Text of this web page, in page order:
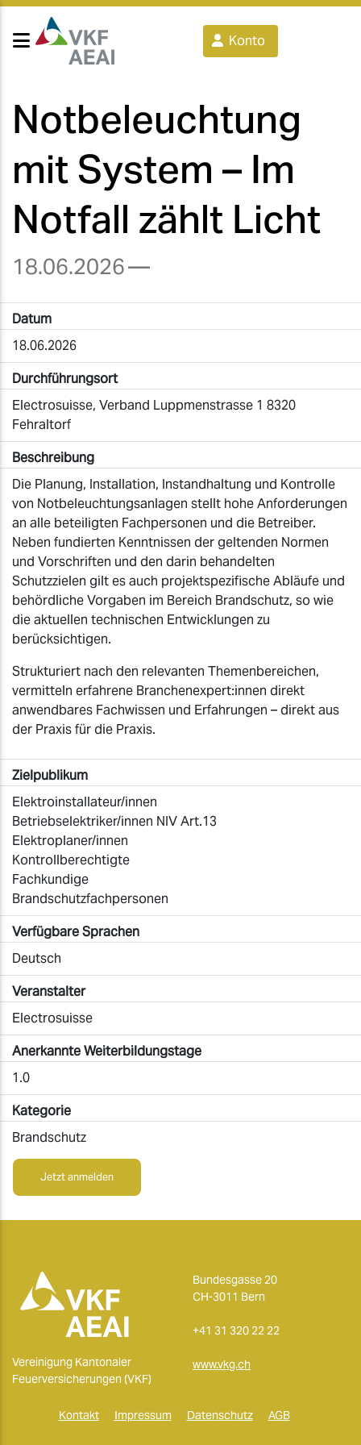
Konto
Notbeleuchtung
mit System – Im
Notfall zählt Licht
18.06.2026—
Datum
18.06.2026
Durchführungsort
Electrosuisse, Verband Luppmenstrasse 1 8320
Fehraltorf
Beschreibung
Die Planung, Installation, Instandhaltung und Kontrolle
von Notbeleuchtungsanlagen stellt hohe Anforderungen
an alle beteiligten Fachpersonen und die Betreiber.
Neben fundierten Kenntnissen der geltenden Normen
und Vorschriften und den darin behandelten
Schutzzielen gilt es auch projektspezifische Abläufe und
behördliche Vorgaben im Bereich Brandschutz, so wie
die aktuellen technischen Entwicklungen zu
berücksichtigen.
Strukturiert nach den relevanten Themenbereichen,
vermitteln erfahrene Branchenexpert:innen direkt
anwendbares Fachwissen und Erfahrungen – direkt aus
der Praxis für die Praxis.
Zielpublikum
Elektroinstallateur/innen
Betriebselektriker/innen NIV Art.13
Elektroplaner/innen
Kontrollberechtigte
Fachkundige
Brandschutzfachpersonen
Verfügbare Sprachen
Deutsch
Veranstalter
Electrosuisse
Anerkannte Weiterbildungstage
1.0
Kategorie
Brandschutz
Jetzt anmelden
Vereinigung Kantonaler
Feuerversicherungen (VKF)
Bundesgasse 20
CH-3011 Bern
+41 31 320 22 22
www.vkg.ch
Kontakt Impressum Datenschutz AGB